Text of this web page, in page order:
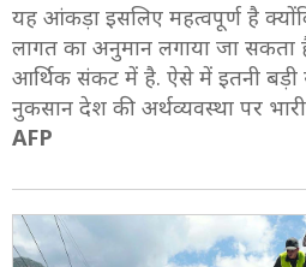
यह आंकड़ा इसलिए महत्वपूर्ण है
लागत का अनुमान लगाया जा
आर्थिक संकट में है. ऐसे में इतनी बड़ी
नुकसान देश की अर्थव्यवस्था पर
AFP